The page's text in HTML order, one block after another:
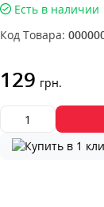
Есть в наличии
Код Товара:
129 грн.